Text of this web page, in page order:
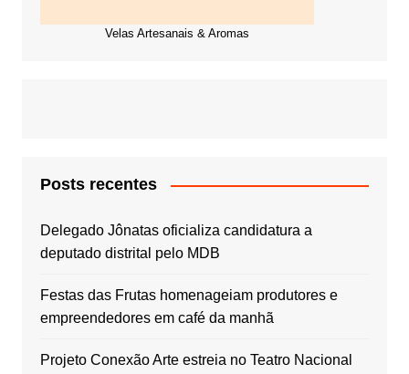
Velas Artesanais & Aromas
Posts recentes
Delegado Jônatas oficializa candidatura a
deputado distrital pelo MDB
Festas das Frutas homenageiam produtores e
empreendedores em café da manhã
Projeto Conexão Arte estreia no Teatro Nacional